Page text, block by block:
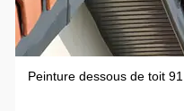
Peinture dessous de toit 91